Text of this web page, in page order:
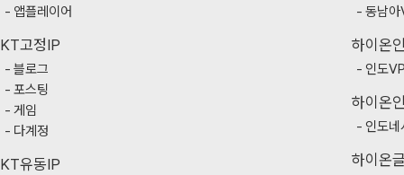
앱플레이어
KT고정IP
블로그
포스팅
게임
다계정
KT유동IP
동남
하이온
인도
하이온
인도
하이온